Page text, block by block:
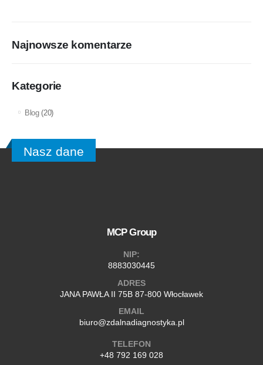
Najnowsze komentarze
Kategorie
Blog(20)
Nasz dane
MCP Group
NIP:
8883030445
ADRES
JANA PAWŁA II 75B 87-800 Włocławek
EMAIL
biuro@zdalnadiagnostyka.pl
TELEFON
+48 792 169 028